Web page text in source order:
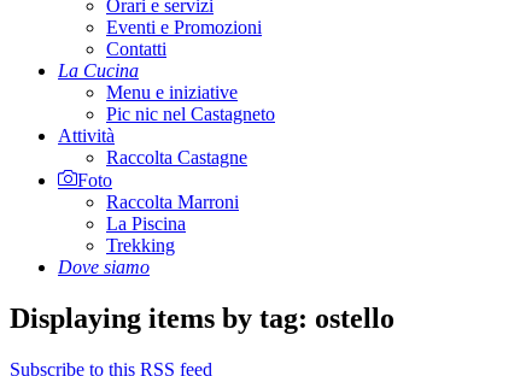
Orari e servizi
Eventi e Promozioni
Contatti
La Cucina
Menu e iniziative
Pic nic nel Castagneto
Attività
Raccolta Castagne
Foto
Raccolta Marroni
La Piscina
Trekking
Dove siamo
Displaying items by tag: ostello
Subscribe to this RSS feed